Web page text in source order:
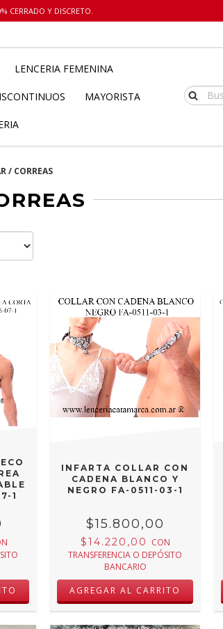
CERRADO Y DISCRETO.
LENCERIA FEMENINA
MAYORISTA
/ CORREAS
1
INFARTA COLLAR CON
CADENA BLANCO Y
NEGRO FA-0511-03-1
$15.800,00
$14.220,00 CON
TRANSFERENCIA O DEPÓSITO
BANCARIO